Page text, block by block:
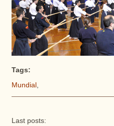
Tags:
Mundial ,
Last posts: